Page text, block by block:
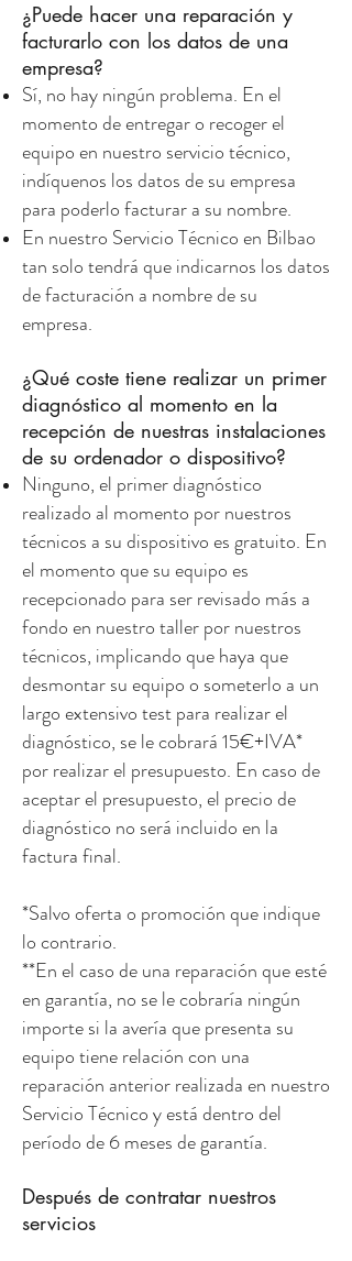
¿Puede hacer una reparación y
facturarlo con los datos de una
empresa?
Sí, no hay ningún problema. En el
momento de entregar o recoger el
equipo en nuestro servicio técnico,
indíquenos los datos de su empresa
para poderlo facturar a su nombre.
En nuestro Servicio Técnico en Bilbao
tan solo tendrá que indicarnos los datos
de facturación a nombre de su
empresa.
¿Qué coste tiene realizar un primer
diagnóstico al momento en la
recepción de nuestras instalaciones
de su ordenador o dispositivo?
Ninguno, el primer diagnóstico
realizado al momento por nuestros
técnicos a su dispositivo es gratuito. En
el momento que su equipo es
recepcionado para ser revisado más a
fondo en nuestro taller por nuestros
técnicos, implicando que haya que
desmontar su equipo o someterlo a un
largo extensivo test para realizar el
diagnóstico, se le cobrará 15€+IVA*
por realizar el presupuesto. En caso de
aceptar el presupuesto, el precio de
diagnóstico no será incluido en la
factura final.
*Salvo oferta o promoción que indique
lo contrario.
**En el caso de una reparación que esté
en garantía, no se le cobraría ningún
importe si la avería que presenta su
equipo tiene relación con una
reparación anterior realizada en nuestro
Servicio Técnico y está dentro del
período de 6 meses de garantía.
Después de contratar nuestros
servicios